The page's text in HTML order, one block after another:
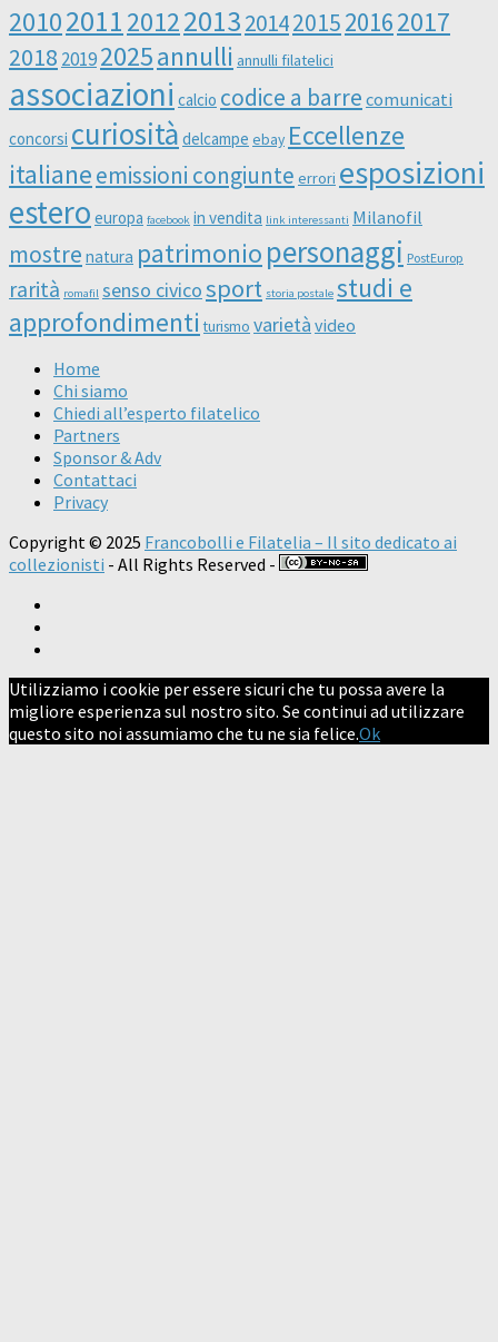
20102011201220132014201520162017
2018 20192025annulli annulli filatelici
associazioni calcio codice a barre comunicati
concorsi curiosità delcampe ebay Eccellenze
italianeemissioni congiunte errori esposizioni
estero europa facebook in vendita link interessanti Milanofil
mostre natura patrimonio personaggi PostEurop
rarità romafil senso civicosport storia postale studi e
approfondimenti turismo varietà video
Home
Chi siamo
Chiedi all’esperto filatelico
Partners
Sponsor & Adv
Contattaci
Privacy
Copyright © 2025 Francobolli e Filatelia – Il sito dedicato ai
collezionisti - All Rights Reserved -
Utilizziamo i cookie per essere sicuri che tu possa avere la
migliore esperienza sul nostro sito. Se continui ad utilizzare
questo sito noi assumiamo che tu ne sia felice.Ok